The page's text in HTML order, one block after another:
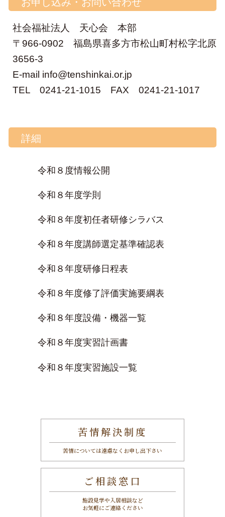
社会福祉法人 天心会 本部
〒966-0902 福島県喜多方市松山町村松字北原
3656-3
E-mail info@tenshinkai.or.jp
TEL0241-21-1015 FAX 0241-21-1017
詳細
令和８度情報公開
令和８年度学則
令和８年度初任者研修シラバス
令和８年度講師選定基準確認表
令和８年度研修日程表
令和８年度修了評価実施要綱表
令和８年度設備・機器一覧
令和８年度実習計画書
令和８年度実習施設一覧
苦情解決制度
苦情については遠慮なくお申し出下さい
ご相談窓口
施設見学や入居相談など
お気軽にご連絡ください